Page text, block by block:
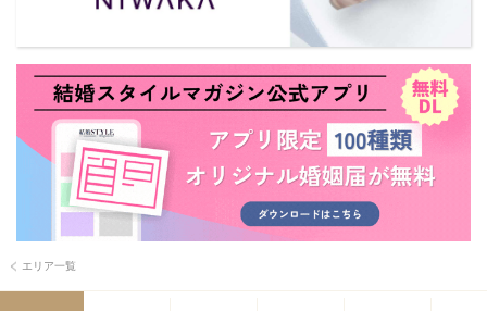
エリア一覧